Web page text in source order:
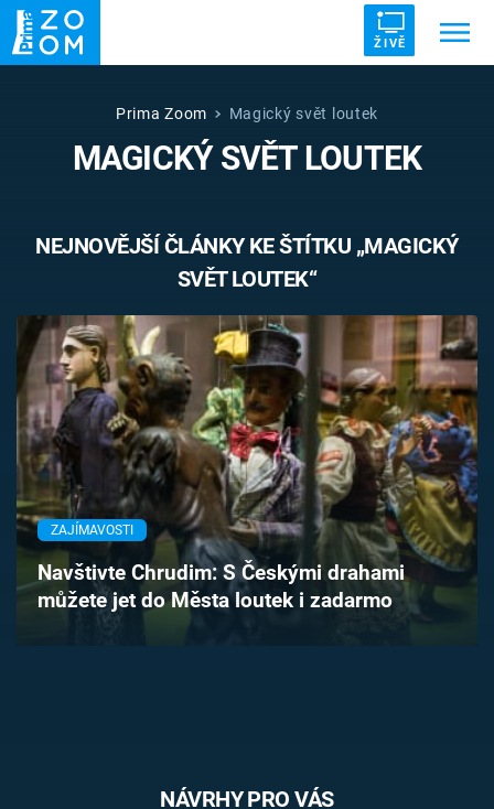
ŽIVĚ
ZRÁDCI DRUHÁ SVĚTOVÁ VÁLKA
ZÁHADY VETŘELCI DÁVNOVĚKU
Témata
Pořady
TV Program
Časopis
Sledujte prima+
Prima Zoom Magický svět loutek
MAGICKÝ SVĚT LOUTEK
NEJNOVĚJŠÍ ČLÁNKY KE ŠTÍTKU „MAGICKÝ
SVĚT LOUTEK“
ZAJÍMAVOSTI
Navštivte Chrudim: S Českými drahami
můžete jet do Města loutek i zadarmo
NÁVRHY PRO VÁS